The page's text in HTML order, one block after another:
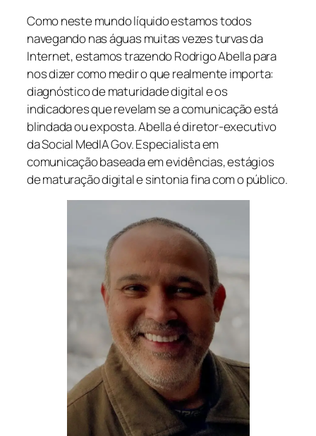
Como neste mundo líquido estamos todos
navegando nas águas muitas vezes turvas da
Internet, estamos trazendo Rodrigo Abella para
nos dizer como medir o que realmente importa:
diagnóstico de maturidade digital e os
indicadores que revelam se a comunicação está
blindada ou exposta. Abella é diretor-executivo
da Social MedIA Gov. Especialista em
comunicação baseada em evidências, estágios
de maturação digital e sintonia fina com o público.